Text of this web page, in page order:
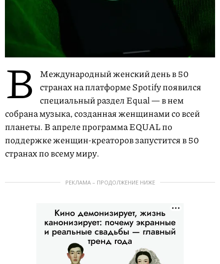
В
Международный женский день в 50
странах на платформе Spotify появился
специальный раздел Equal — в нем
собрана музыка, созданная женщинами со всей
планеты. В апреле программа EQUAL по
поддержке женщин-креаторов запустится в 50
странах по всему миру.
РЕКЛАМА – ПРОДОЛЖЕНИЕ НИЖЕ